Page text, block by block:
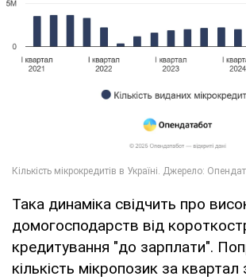
Така динаміка свідчить про
домогосподарств від
кредитування "до зарплати".
кількість мікропозик за